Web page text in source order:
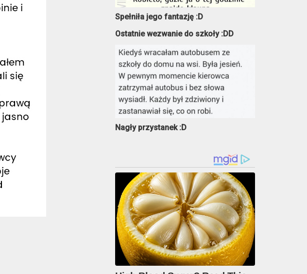
Spełniła jego fantazję :D
Ostatnie wezwanie do szkoły :DD
Nagły przystanek :D